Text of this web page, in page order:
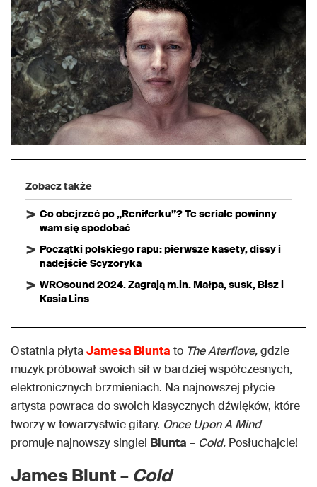
Zobacz także
Co obejrzeć po „Reniferku”? Te seriale powinny
wam się spodobać
Początki polskiego rapu: pierwsze kasety, dissy i
nadejście Scyzoryka
WROsound 2024. Zagrają m.in. Małpa, susk, Bisz i
Kasia Lins
Ostatnia płytaJamesa Blunta to The Aterflove,gdzie
muzyk próbował swoich sił w bardziej współczesnych,
elektronicznych brzmieniach. Na najnowszej płycie
artysta powraca do swoich klasycznych dźwięków, które
tworzy w towarzystwie gitary. Once Upon A Mind
promuje najnowszy singiel Blunta – Cold. Posłuchajcie!
James Blunt – Cold